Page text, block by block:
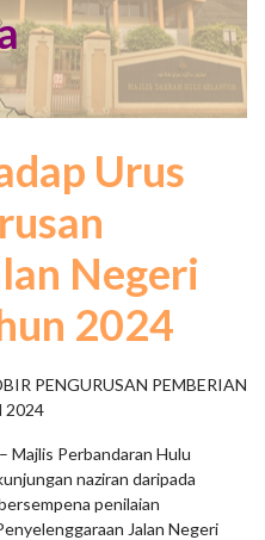
Urus
Negeri
2024
PENGURUSAN PEMBERIAN
2024
Majlis Perbandaran Hulu
naziran daripada
penilaian
Jalan Negeri